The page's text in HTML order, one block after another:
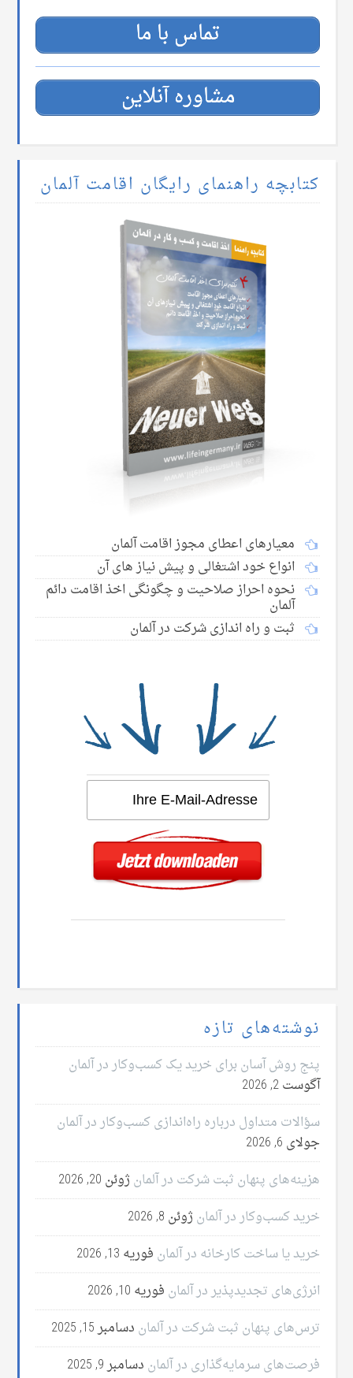
تماس با ما
مشاوره آنلاین
کتابچه راهنمای رایگان اقامت آلمان
معیارهای اعطای مجوز اقامت آلمان
انواع خود اشتغالی و پیش نیاز های آن
نحوه احراز صلاحیت و چگونگی اخذ اقامت دائم
آلمان
ثبت و راه اندازی شرکت در آلمان
نوشته‌های تازه
پنج روش آسان برای خرید یک کسب‌وکار در آلمان
آگوست 2, 2026
سؤالات متداول درباره راه‌اندازی کسب‌وکار در آلمان
جولای 6, 2026
هزینه‌های پنهان ثبت شرکت در آلمان ژوئن 20, 2026
خرید کسب‌وکار در آلمان ژوئن 8, 2026
خرید یا ساخت کارخانه در آلمان فوریه 13, 2026
انرژی‌های تجدیدپذیر در آلمان فوریه 10, 2026
ترس‌های پنهان ثبت شرکت در آلمان دسامبر 15, 2025
فرصت‌های سرمایه‌گذاری در آلمان دسامبر 9, 2025